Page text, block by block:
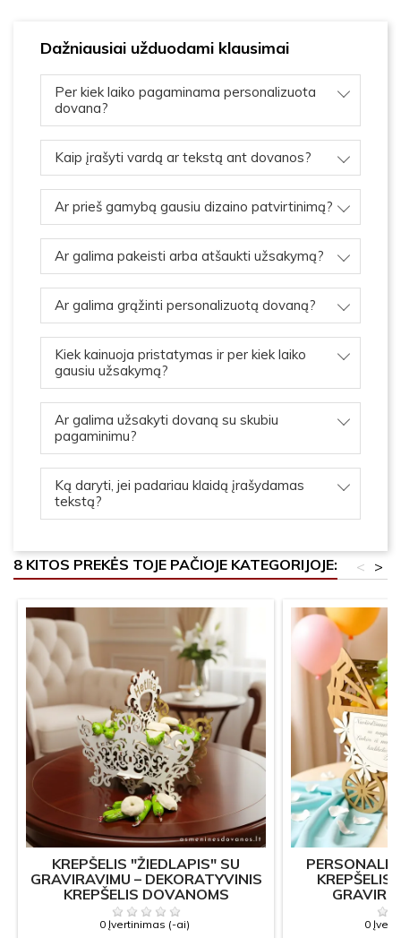
Dažniausiai užduodami klausimai
Per kiek laiko pagaminama personalizuota
dovana?
Kaip įrašyti vardą ar tekstą ant dovanos?
Ar prieš gamybą gausiu dizaino patvirtinimą?
Ar galima pakeisti arba atšaukti užsakymą?
Ar galima grąžinti personalizuotą dovaną?
Kiek kainuoja pristatymas ir per kiek laiko
gausiu užsakymą?
Ar galima užsakyti dovaną su skubiu
pagaminimu?
Ką daryti, jei padariau klaidą įrašydamas
tekstą?
8 KITOS PREKĖS TOJE PAČIOJE KATEGORIJOJE: >
<
KREPŠELIS "ŽIEDLAPIS" SU
GRAVIRAVIMU – DEKORATYVINIS
KREPŠELIS DOVANOMS
0 Įvertinimas (-ai)
KREPŠELIS
0